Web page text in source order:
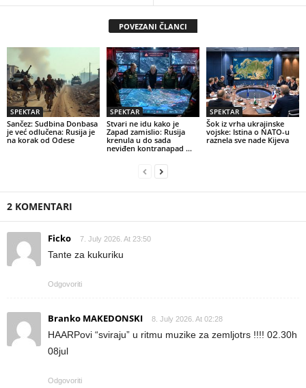
POVEZANI ČLANCI
SPEKTAR
Sančez: Sudbina Donbasa
je već odlučena: Rusija je
na korak od Odese
SPEKTAR
Stvari ne idu kako je
Zapad zamislio: Rusija
krenula u do sada
neviđen kontranapad …
SPEKTAR
Šok iz vrha ukrajinske
vojske: Istina o NATO-u
raznela sve nade Kijeva
2 KOMENTARI
Ficko 7. July 2026. At 23:50
Tante za kukuriku
Odgovoriti
Branko MAKEDONSKI 8. July 2026. At 02:28
HAARPovi “sviraju” u ritmu muzike za zemljotrs !!!! 02.30h
08jul
Odgovoriti